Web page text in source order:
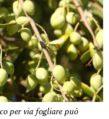
per via fogliare può